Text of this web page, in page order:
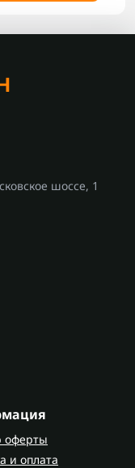
шоссе, 1
оферты
и оплата